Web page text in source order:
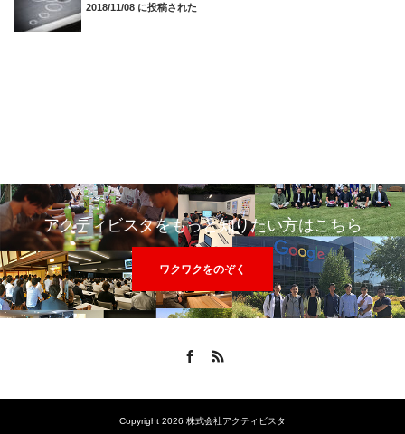
2018/11/08 に投稿された
アクティビスタをもっと知りたい方はこちら
ワクワクをのぞく
Facebook
Copyright 2026 株式会社アクティビスタ